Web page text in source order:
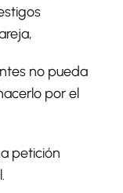
no pueda
por el
petición